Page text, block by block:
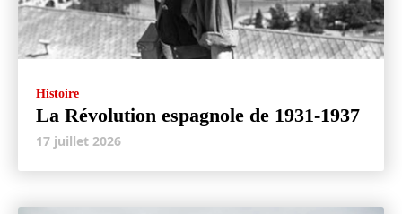
Histoire
La Révolution espagnole de 1931-1937
17 juillet 2026